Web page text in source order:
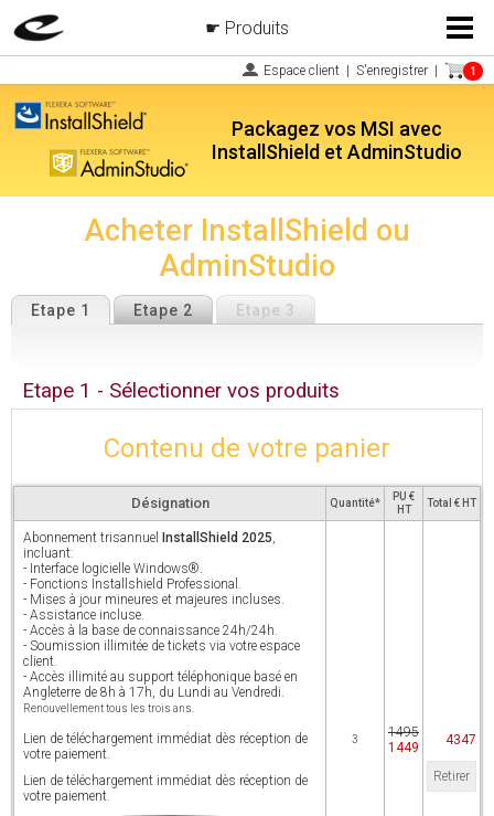
Menu
Espace client S'enregistrer 1
Packagez vos MSI avec
InstallShield et AdminStudio
Acheter InstallShield ou
AdminStudio
Produits
Etape 1 Etape 2 Etape 3
Etape 1 - Sélectionner vos produits
Contenu de votre panier
Désignation Quantité*
PU €
HT
Total € HT
Abonnement trisannuel InstallShield 2025,
incluant:
- Interface logicielle Windows®.
- Fonctions Installshield Professional.
- Mises à jour mineures et majeures incluses.
- Assistance incluse.
- Accès à la base de connaissance 24h/24h.
- Soumission illimitée de tickets via votre espace
client.
- Accès illimité au support téléphonique basé en
Angleterre de 8h à 17h, du Lundi au Vendredi.
Renouvellement tous les trois ans.
Lien de téléchargement immédiat dès réception de
votre paiement.
Lien de téléchargement immédiat dès réception de
votre paiement.
3
1495
1449
4347
Retirer